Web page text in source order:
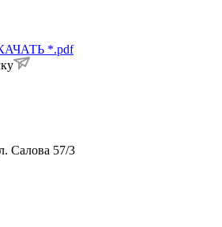
*.pdf
Салова 57/3